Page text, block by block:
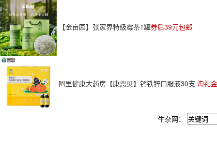
【金亩园】张家界特级霉茶1罐券后39元包邮
阿里健康大药房【康恩贝】钙铁锌口服液30支 淘礼
牛杂网：